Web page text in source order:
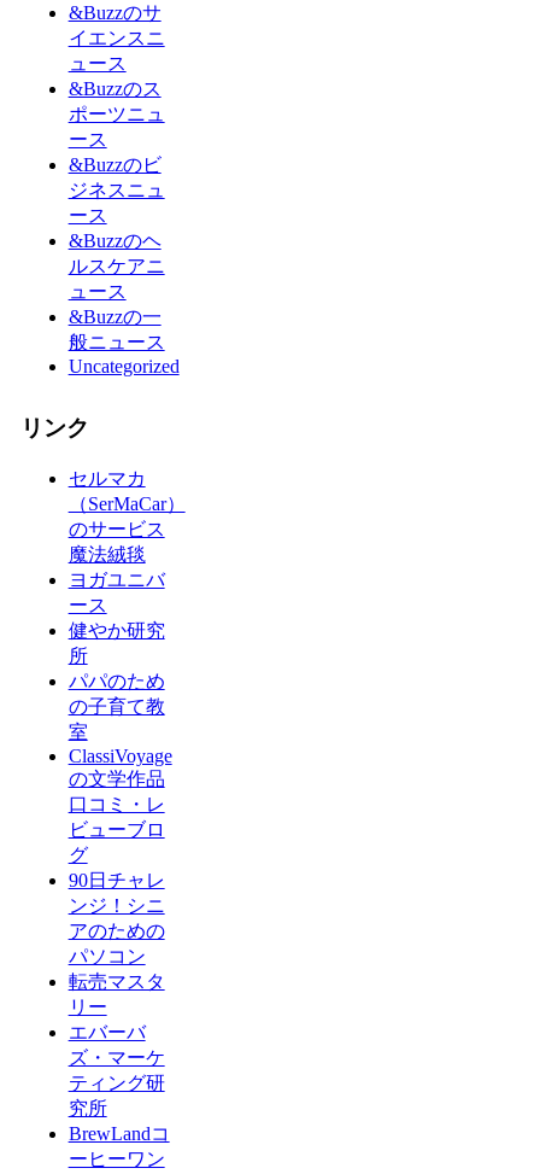
&Buzzのサ
イエンスニ
ュース
&Buzzのス
ポーツニュ
ース
&Buzzのビ
ジネスニュ
ース
&Buzzのヘ
ルスケアニ
ュース
&Buzzの一
般ニュース
Uncategorized
リンク
セルマカ
（SerMaCar）
のサービス
魔法絨毯
ヨガユニバ
ース
健やか研究
所
パパのため
の子育て教
室
ClassiVoyage
の文学作品
口コミ・レ
ビューブロ
グ
90日チャレ
ンジ！シニ
アのための
パソコン
転売マスタ
リー
エバーバ
ズ・マーケ
ティング研
究所
BrewLandコ
ーヒーワン